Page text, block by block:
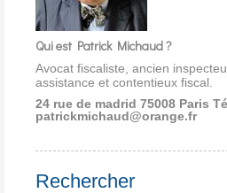
Qui est Patrick Michaud ?
Avocat fiscaliste, ancien
assistance et contentieux fiscal.
24 rue de madrid 75008 Paris
patrickmichaud@orange.fr
Rechercher